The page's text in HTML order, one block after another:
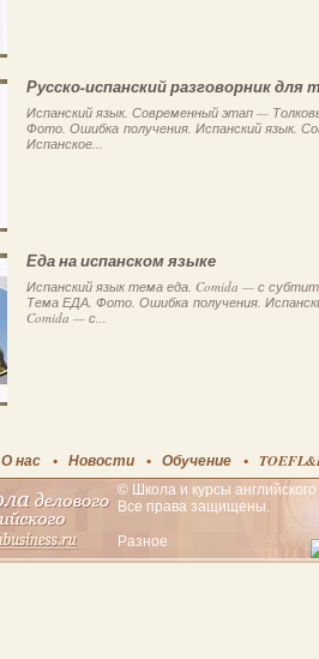
Русско-испанский разговорник для
Испанский язык. Современный этап —
Фото. Ошибка получения. Испанский язык.
Испанское...
Еда на испанском языке
Испанский язык тема еда. Comida — с
Тема ЕДА. Фото. Ошибка получения.
Comida — с...
О нас Новости Обучение
© Школа и курсы
Все права защищены.
Разное